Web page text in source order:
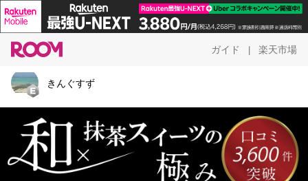
ガイド 楽天市場
きんぐすず